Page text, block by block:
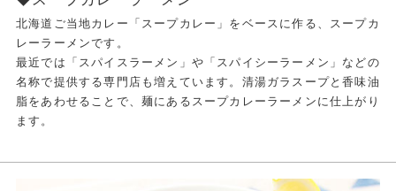
北海道ご当地カレー「スープカレー」をベースに作る、スープカ
レーラーメンです。
最近では「スパイスラーメン」や「スパイシーラーメン」などの
名称で提供する専門店も増えています。清湯ガラスープと香味油
脂をあわせることで、麺にあるスープカレーラーメンに仕上がり
ます。